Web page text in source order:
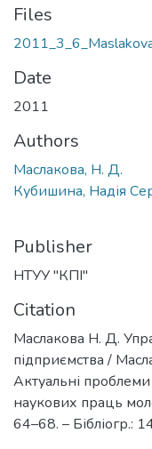
Files
Date
2011
Authors
Маслакова, Н. Д.
Кубишина, Надія
Publisher
НТУУ "КПІ"
Citation
Маслакова Н. Д.
підприємства /
Актуальні
наукових праць
64–68. – Бібліогр.: